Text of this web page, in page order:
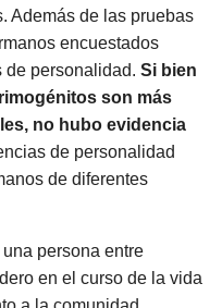
Además de las pruebas
encuestados
de personalidad. Si bien
son más
no hubo evidencia
de personalidad
de diferentes
persona entre
en el curso de la vida